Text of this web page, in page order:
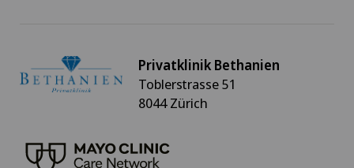
Privatklinik Bethanien
Toblerstrasse 51
8044 Zürich